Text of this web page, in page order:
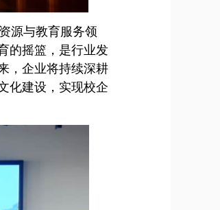
源与教育服务领
的摇篮，是行业发
，企业将持续深耕
化建设，实现校企